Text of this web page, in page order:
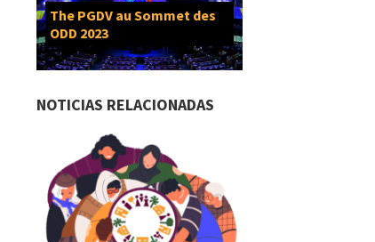
The PGDV au Sommet des
ODD 2023
NOTICIAS RELACIONADAS